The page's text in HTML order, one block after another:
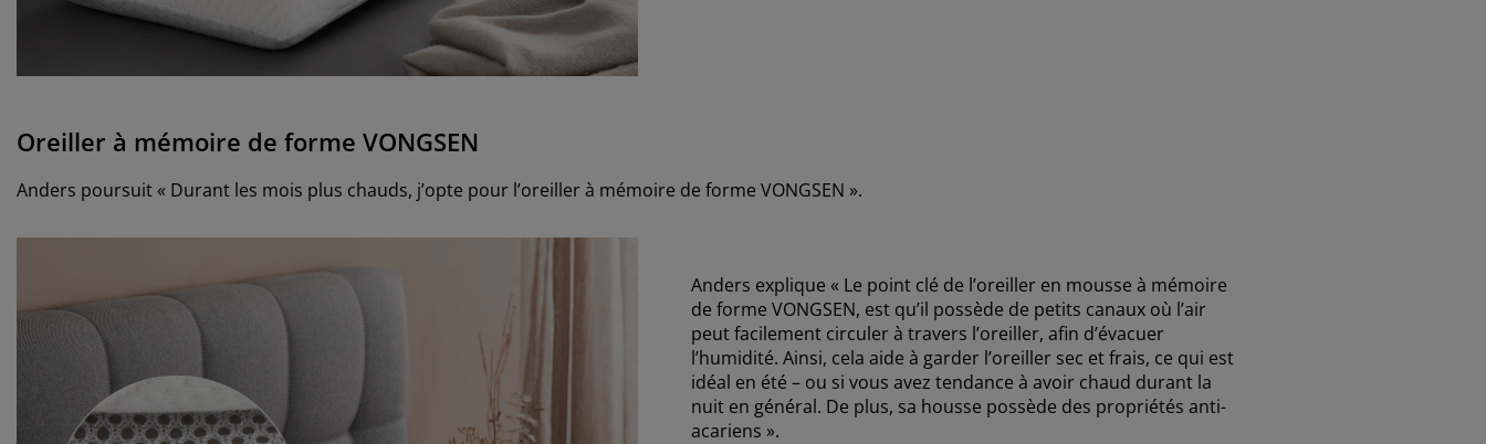
Oreiller à mémoire de forme VONGSEN
Anders poursuit « Durant les mois plus chauds, j’opte pour l’oreiller à mémoire de forme VONGSEN ».
Anders explique « Le point clé de l’oreiller en mousse à mémoire
de forme VONGSEN, est qu’il possède de petits canaux où l’air
peut facilement circuler à travers l’oreiller, afin d’évacuer
l’humidité. Ainsi, cela aide à garder l’oreiller sec et frais, ce qui est
idéal en été – ou si vous avez tendance à avoir chaud durant la
nuit en général. De plus, sa housse possède des propriétés anti-
acariens ».